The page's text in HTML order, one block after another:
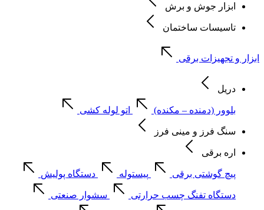
ابزار جوش و برش
تاسیسات ساختمان
ابزار و تجهیزات برقی
دریل
بلوور (دمنده – مکنده) اتو لوله کشی
سنگ فرز و مینی فرز
اره برقی
پیچ گوشتی برقی پیستوله دستگاه پولیش
دستگاه تفنگ چسب حرارتی سشوار صنعتی